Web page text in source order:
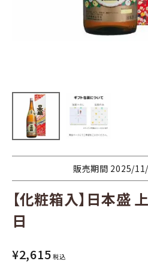
食品
化粧品
コンテンツ
販売期間 2025/
【化粧箱入】日本盛
日
¥2,615 税込